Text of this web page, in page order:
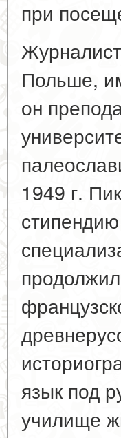
при
Польше,
он
1949 г.
язык под
училище